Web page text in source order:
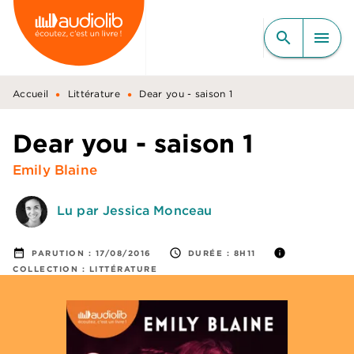
MENU RECHERCHE
CONTENU
PIED DE PAGE
search menu
Accueil • Littérature • Dear you - saison 1
Dear you - saison 1
Emily Blaine
Lu par Jessica Monceau
date_range PARUTION : 17/08/2016 access_time DURÉE : 8H11 info
COLLECTION : LITTÉRATURE